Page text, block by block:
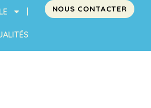
NOUS CONTACTER